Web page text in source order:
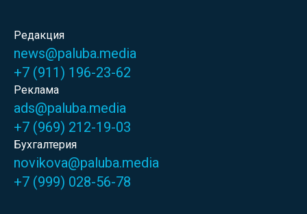
Редакция
news@paluba.media
+7 (911) 196-23-62
Реклама
ads@paluba.media
+7 (969) 212-19-03
Бухгалтерия
novikova@paluba.media
+7 (999) 028-56-78